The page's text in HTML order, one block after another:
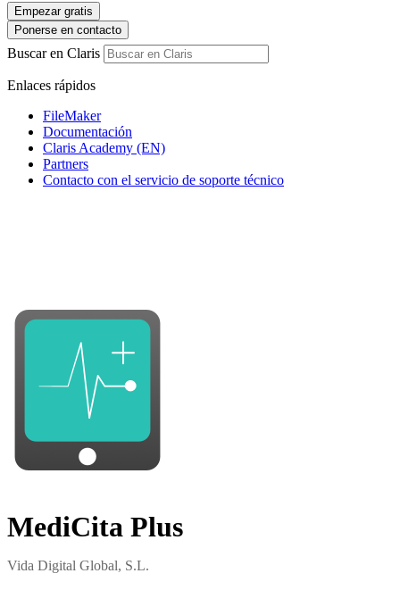
Empezar gratis
Ponerse en contacto
Buscar en Claris
Enlaces rápidos
FileMaker
Documentación
Claris Academy (EN)
Partners
Contacto con el servicio de soporte técnico
MediCita Plus
Vida Digital Global, S.L.